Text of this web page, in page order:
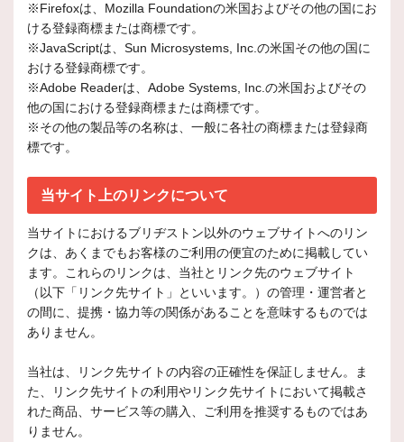
※Firefoxは、Mozilla Foundationの米国およびその他の国にお
ける登録商標または商標です。
※JavaScriptは、Sun Microsystems, Inc.の米国その他の国に
おける登録商標です。
※Adobe Readerは、Adobe Systems, Inc.の米国およびその
他の国における登録商標または商標です。
※その他の製品等の名称は、一般に各社の商標または登録商
標です。
当サイト上のリンクについて
当サイトにおけるブリヂストン以外のウェブサイトへのリン
クは、あくまでもお客様のご利用の便宜のために掲載してい
ます。これらのリンクは、当社とリンク先のウェブサイト
（以下「リンク先サイト」といいます。）の管理・運営者と
の間に、提携・協力等の関係があることを意味するものでは
ありません。
当社は、リンク先サイトの内容の正確性を保証しません。ま
た、リンク先サイトの利用やリンク先サイトにおいて掲載さ
れた商品、サービス等の購入、ご利用を推奨するものではあ
りません。